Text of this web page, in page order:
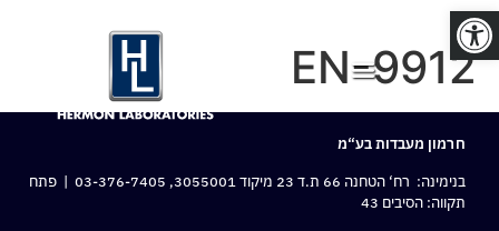
פתח סרגל נגישות
EN-9912
חרמון מעבדות בע“מ
בנימינה: רח‘ הטחנה 66 ת.ד 23 מיקוד 3055001,
03-376-7405 | פתח
תקווה: הסיבים 43